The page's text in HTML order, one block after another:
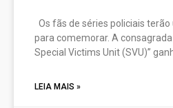
Os fãs de séries policiais
para comemorar. A
Special Victims Unit (SVU)”
LEIA MAIS »